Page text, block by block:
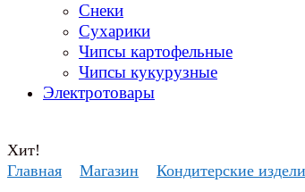
Снеки
Сухарики
Чипсы картофельные
Чипсы кукурузные
Электротовары
Хит!
Главная
Магазин Кондитерские